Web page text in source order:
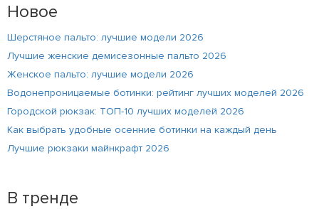
Новое
Шерстяное пальто: лучшие модели 2026
Лучшие женские демисезонные пальто 2026
Женское пальто: лучшие модели 2026
Водонепроницаемые ботинки: рейтинг лучших моделей 2026
Городской рюкзак: ТОП-10 лучших моделей 2026
Как выбрать удобные осенние ботинки на каждый день
Лучшие рюкзаки майнкрафт 2026
В тренде